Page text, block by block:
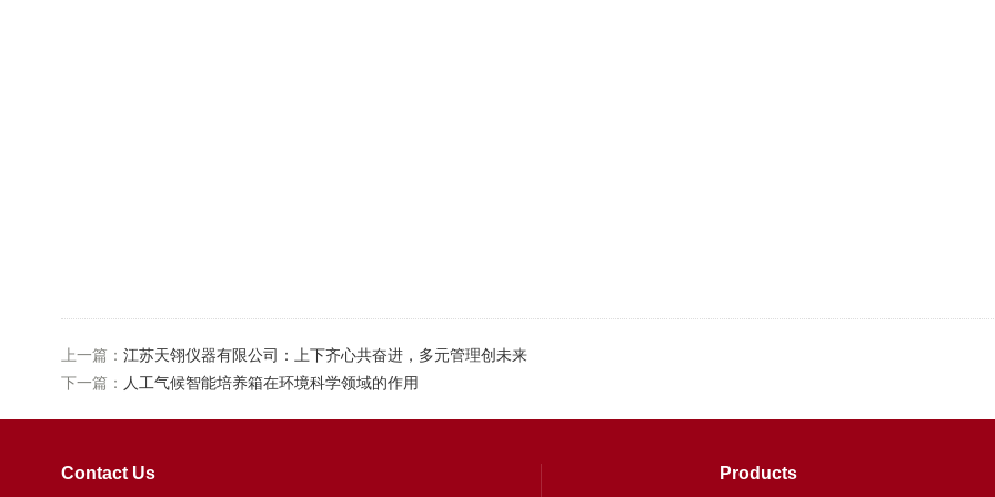
上一篇： 江苏天翎仪器有限公司：上下齐心共奋进，多元管理创未来
下一篇： 人工气候智能培养箱在环境科学领域的作用
Contact Us Products